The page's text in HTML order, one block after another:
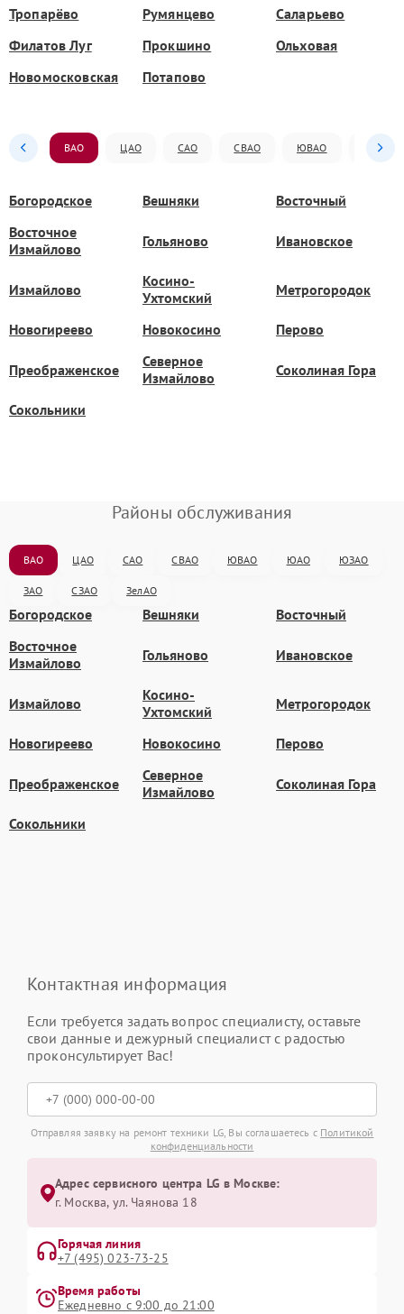
Тропарёво Румянцево
Саларьево
Филатов Луг
Прокшино
Ольховая
Новомосковская
Потапово
ВАО ЦАО САО СВАО ЮВАО ЮАО
Богородское Вешняки
Восточный
Восточное
Измайлово
Гольяново Ивановское
Измайлово
Косино-
Ухтомский
Метрогородок
Новогиреево Новокосино Перово
Преображенское
Северное
Измайлово
Соколиная Гора
Сокольники
Районы обслуживания
ВАО ЦАО САО СВАО ЮВАО ЮАО ЮЗАО
ЗАО СЗАО ЗелАО
Богородское Вешняки
Восточный
Восточное
Измайлово
Гольяново Ивановское
Измайлово
Косино-
Ухтомский
Метрогородок
Новогиреево Новокосино Перово
Преображенское
Северное
Измайлово
Соколиная Гора
Сокольники
Контактная информация
Если требуется задать вопрос специалисту, оставьте
свои данные и дежурный специалист с радостью
проконсультирует Вас!
Отправляя заявку на ремонт техники LG, Вы соглашаетесь с Политикой
конфиденциальности
Адрес сервисного центра LG в Москве:
г. Москва, ул. Чаянова 18
Горячая линия
+7 (495) 023-73-25
Время работы
Ежедневно с 9:00 до 21:00